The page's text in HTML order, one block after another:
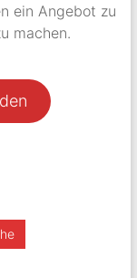
ein Angebot zu
machen.